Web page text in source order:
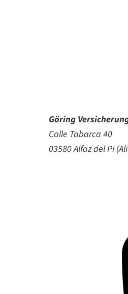
Göring
Calle Tabarca 40
03580 Alfaz del Pi